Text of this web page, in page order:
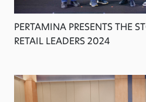
PERTAMINA PRESENTS THE
RETAIL LEADERS 2024